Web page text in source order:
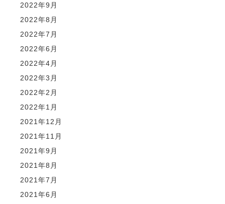
2022年9月
2022年8月
2022年7月
2022年6月
2022年4月
2022年3月
2022年2月
2022年1月
2021年12月
2021年11月
2021年9月
2021年8月
2021年7月
2021年6月